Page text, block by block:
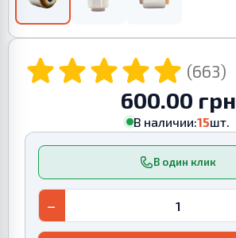
(663)
600.00 грн
В наличии:15шт.
В один клик
−